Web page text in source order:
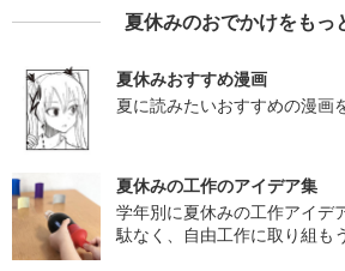
夏休みのおでかけをもっ
夏休みおすすめ漫画
夏に読みたいおすすめの漫画
夏休みの工作のアイデア集
学年別に夏休みの工作アイデ
駄なく、自由工作に取り組も